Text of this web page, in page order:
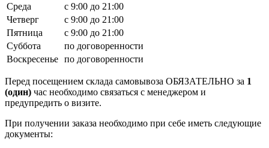
Среда
с 9:00 до 21:00
Четверг
с 9:00 до 21:00
Пятница
с 9:00 до 21:00
Суббота
по договоренности
Воскресенье по договоренности
Перед посещением склада самовывоза ОБЯЗАТЕЛЬНО за 1
(один) час необходимо связаться с менеджером и
предупредить о визите.
При получении заказа необходимо при себе иметь следующие
документы: